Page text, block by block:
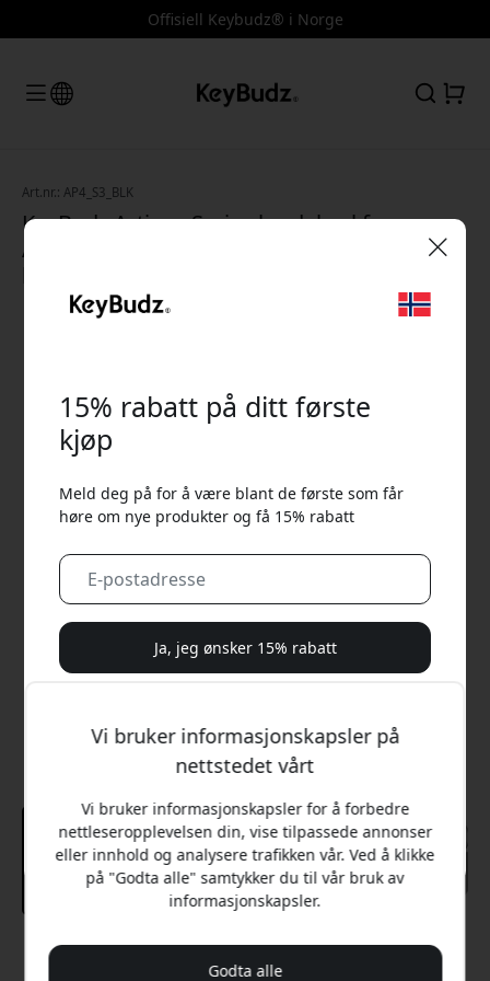
Offisiell Keybudz® i Norge
Art.nr.: AP4_S3_BLK
KeyBudz Artisan Series lærdeksel for
AirPods 4. generasjon, håndlaget og
Vi bruker informasjonskapsler på
nettstedet vårt
Vi bruker informasjonskapsler for å forbedre
nettleseropplevelsen din, vise tilpassede annonser
eller innhold og analysere trafikken vår. Ved å klikke
på "Godta alle" samtykker du til vår bruk av
informasjonskapsler.
Godta alle
15% rabatt på ditt første
kjøp
Meld deg på for å være blant de første som får
høre om nye produkter og få 15% rabatt
Ja, jeg ønsker 15% rabatt
samtykker du til sporadiske markedsførings-e-poster,
opplæringsserier og spesialtilbud.
Nei, jeg vil heller betale full pris.